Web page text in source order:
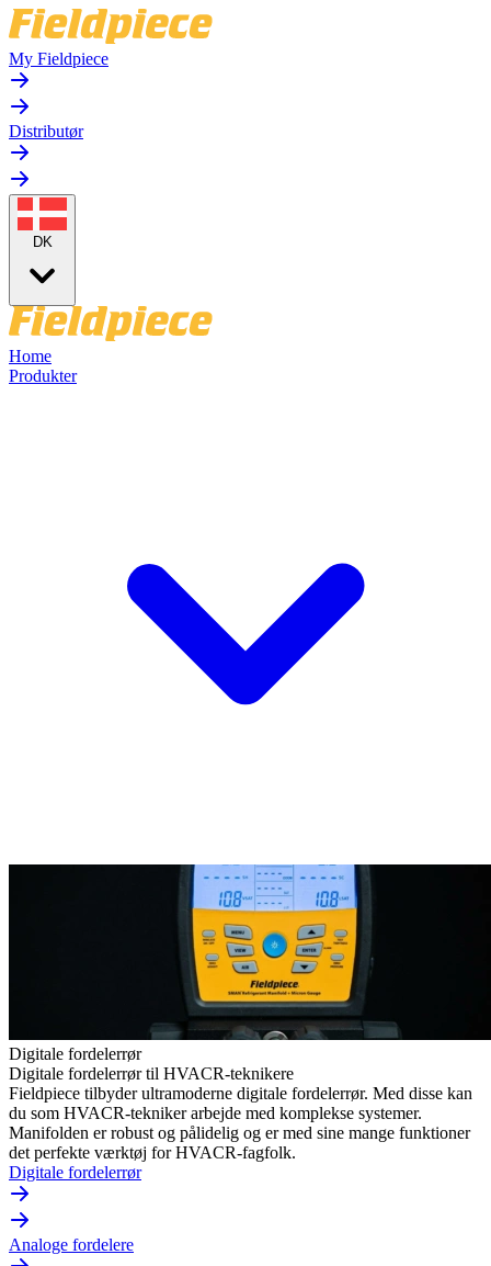
My Fieldpiece
Distributør
DK
Home
Produkter
Digitale fordelerrør
Digitale fordelerrør til HVACR-teknikere
Fieldpiece tilbyder ultramoderne digitale fordelerrør. Med disse kan
du som HVACR-tekniker arbejde med komplekse systemer.
Manifolden er robust og pålidelig og er med sine mange funktioner
det perfekte værktøj for HVACR-fagfolk.
Digitale fordelerrør
Analoge fordelere